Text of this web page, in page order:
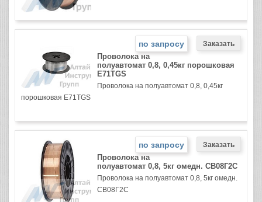
по запросу
Проволока на
полуавтомат 0,8, 0,45кг порошковая
E71TGS
Проволока на полуавтомат 0,8, 0,45кг
порошковая E71TGS
по запросу
Проволока на
полуавтомат 0,8, 5кг омедн. СВ08Г2С
Проволока на полуавтомат 0,8, 5кг омедн.
СВ08Г2С